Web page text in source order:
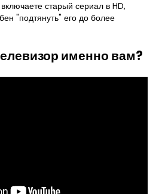
старый сериал в HD,
"подтянуть" его до более
именно вам?